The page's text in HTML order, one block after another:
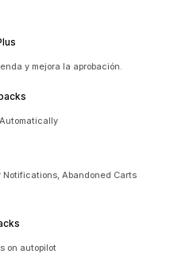
y mejora la aprobación.
Notifications, Abandoned Carts
on autopilot